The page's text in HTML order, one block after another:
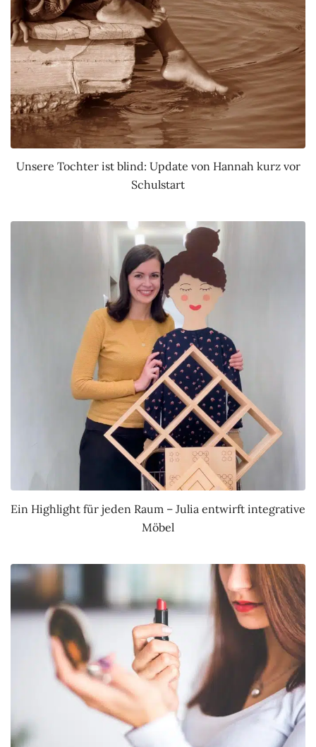
Unsere Tochter ist blind: Update von Hannah kurz vor
Schulstart
Ein Highlight für jeden Raum – Julia entwirft integrative
Möbel